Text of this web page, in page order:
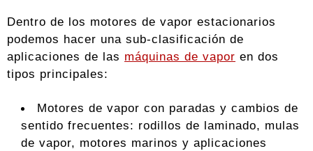
Dentro de los motores de vapor estacionarios
podemos hacer una sub-clasificación de
aplicaciones de las máquinas de vapor en dos
tipos principales:
Motores de vapor con paradas y cambios de
sentido frecuentes: rodillos de laminado, mulas
de vapor, motores marinos y aplicaciones